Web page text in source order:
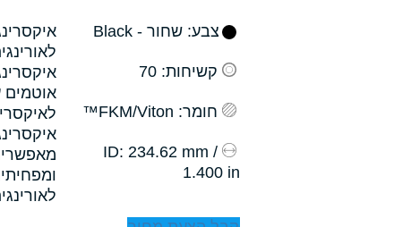
אוטמים
צבע: שחור - Black
קשיחות: 70
חומר: FKM/Viton™
: 234.62 mm /
1.400 in